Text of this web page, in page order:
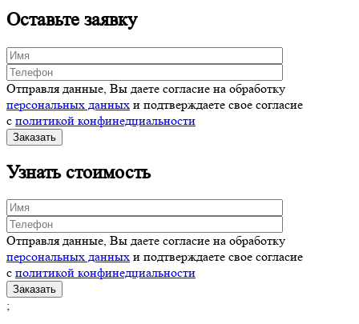
Оставьте заявку
Отправля данные, Вы даете согласие на обработку
персональных данных и подтверждаете свое согласие
с политикой конфинедциальности
Узнать стоимость
Отправля данные, Вы даете согласие на обработку
персональных данных и подтверждаете свое согласие
с политикой конфинедциальности
;